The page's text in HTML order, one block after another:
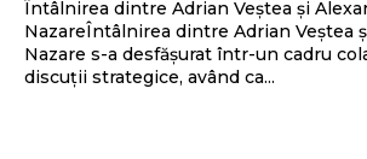
Întâlnirea dintre Adrian Veștea și
NazareÎntâlnirea dintre Adrian Veștea
Nazare s-a desfășurat într-un cadru
discuții strategice, având ca...